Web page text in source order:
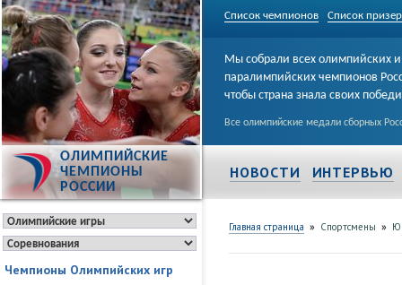
Список чемпионов Список
ОЛИМПИЙСКИЕ
ЧЕМПИОНЫ
РОССИИ
Мы собрали всех олимпийских и
паралимпийских чемпионов
чтобы страна знала своих
Все олимпийские медали сборных
НОВОСТИ ИНТЕРВЬЮ
Чемпионы Олимпийских игр
Главная страница » Спортсмены »